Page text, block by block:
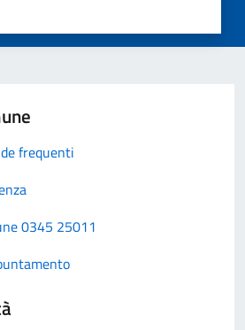
frequenti
0345 25011